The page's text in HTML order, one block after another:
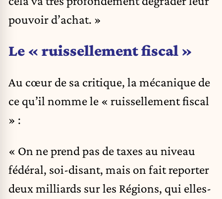
pouvoir d’achat. »
Le « ruissellement fiscal »
Au cœur de sa critique, la mécanique de
ce qu’il nomme le « ruissellement fiscal
» :
« On ne prend pas de taxes au niveau
fédéral, soi-disant, mais on fait reporter
deux milliards sur les Régions, qui elles-